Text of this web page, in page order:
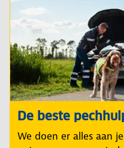
De beste
We doen er alles aan